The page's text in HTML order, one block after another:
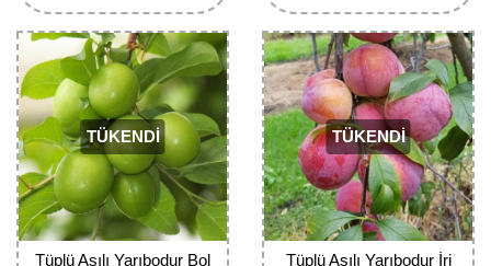
TÜKENDİ
Tüplü Aşılı Yarıbodur Bol
TÜKENDİ
Tüplü Aşılı Yarıbodur İri
Girebolu Fidanı
Goji Berry Fidanı
Hünnap Fidanı
İncir Fidanı
Kapari Gebre Otu Fidanı